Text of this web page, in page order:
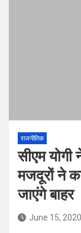
राजनीतिक
सीएम योगी
मजदूरों ने
जाएंगे बाहर
June 15, 2020